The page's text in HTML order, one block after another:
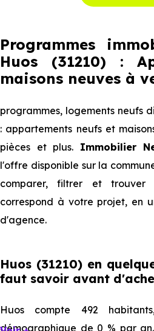
Programmes
Huos (31210) :
maisons neuves à
programmes, logements neufs
: appartements neufs et
pièces et plus. Immobilier
l'offre disponible sur la
comparer, filtrer et
correspond à votre projet, en
d'agence.
Huos (31210) en
faut savoir avant
Huos compte 492
démographique de 0 % par